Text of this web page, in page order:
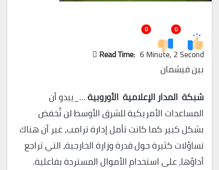
0
0
Read Time: 6 Minute, 2 Second
بين فيشمان
شبكة المدار الإعلامية الأوروبية…_يبدو أن
المساعدات الأمريكية للشرق الأوسط لن تُخفض
بشكل كبير كما كانت تأمل إدارة ترامب، غير أن هناك
تساؤلات كثيرة حول قدرة وزارة الخارجية، التي تراجع
أداؤها، على استخدام الأموال المستردة بفاعلية.